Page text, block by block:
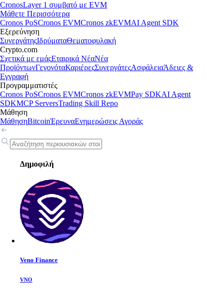
CronosLayer 1 συμβατό με EVM
Μάθετε Περισσότερα
Cronos PoSCronos EVMCronos zkEVMAI Agent SDK
Εξερεύνηση
ΣυνεργάτηςΙδρύματαΘεματοφυλακή
Crypto.com
Σχετικά με εμάςΕταιρικά ΝέαΝέα
ΠροϊόντωνΓεγονόταΚαριέρεςΣυνεργάτεςΑσφάλειαΆδειες &
Εγγραφή
Προγραμματιστές
Cronos PoSCronos EVMCronos zkEVMPay SDKAI Agent
SDKMCP ServersTrading Skill Repo
Μάθηση
ΜάθησηBitcoinΈρευναΕνημερώσεις Αγοράς
Δημοφιλή
Veno Finance
VNO